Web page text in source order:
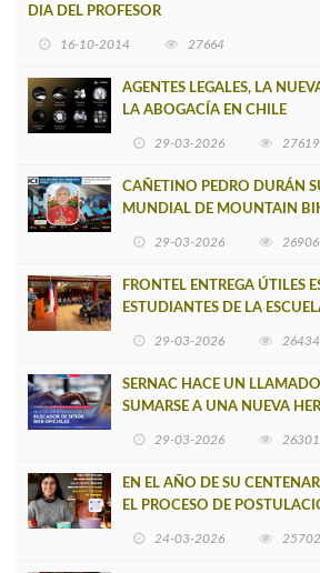
DIA DEL PROFESOR
16-10-2014 27664
AGENTES LEGALES, LA
LA ABOGACÍA EN CHILE
29-03-2026 27619
CAÑETINO PEDRO DURÁN
MUNDIAL DE MOUNTAIN
29-03-2026 26906
FRONTEL ENTREGA ÚTILES
ESTUDIANTES DE LA
29-03-2026 26434
SERNAC HACE UN
SUMARSE A UNA NUEVA
29-03-2026 26301
EN EL AÑO DE SU
EL PROCESO DE
24-03-2026 25702